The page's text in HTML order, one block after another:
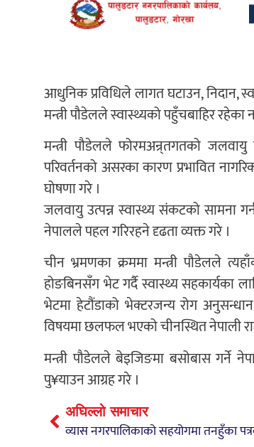
आधुनिक प्रविधिले लागत घटाउन, निदान,
मन्त्री पौडेलले स्वास्थ्यको पहुँचबाहिर
मन्त्री पौडेलले फोरमअन्र्तगतको जलवायु
परिवर्तनको असरका कारण प्रभावित
घोषणा गरे ।
जलवायु उत्पन्न स्वास्थ्य संकटको सामना
नेपालले पहल गरिरहने दृढता व्यक्त गरे ।
चीन भ्रमणका क्रममा मन्त्री पौडेलले
होङबिनसँग भेट गर्दै स्वास्थ्य सहकार्यका
भेटमा हेटौंडाको भेक्टरजन्य रोग
विषयमा छलफल भएको चीनस्थित नेपाली
मन्त्री पौडेलले बेइजिङमा बसोबास गर्ने
पु¥याउन आग्रह गरे ।
अघिल्लो समाचार
व्यास नगरपालिकाको सहयोगमा तनहुँका